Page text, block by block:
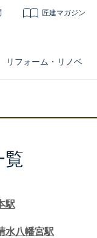
匠建マガジン
リフォーム・リノベ
覧
駅
水八幡宮駅